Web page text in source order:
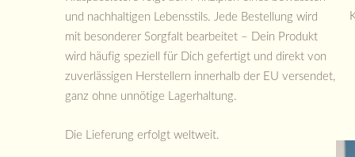
und nachhaltigen Lebensstils. Jede Bestellung wird
mit besonderer Sorgfalt bearbeitet – Dein Produkt
wird häufig speziell für Dich gefertigt und direkt von
zuverlässigen Herstellern innerhalb der EU versendet,
ganz ohne unnötige Lagerhaltung.
Die Lieferung erfolgt weltweit.